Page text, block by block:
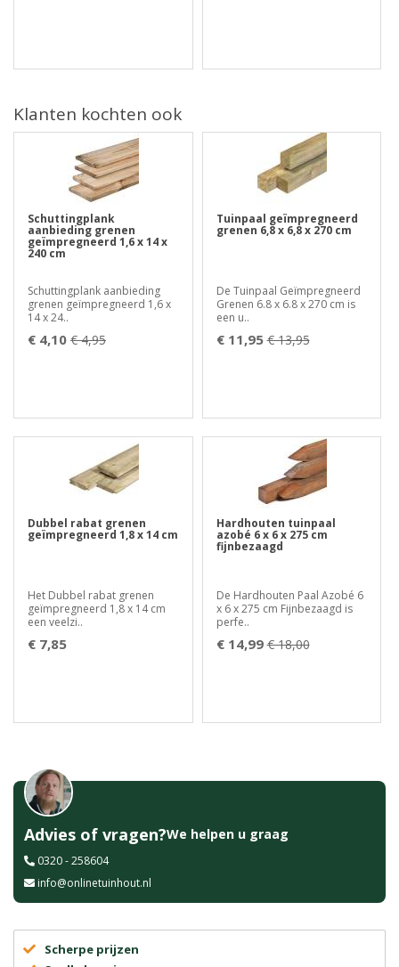
Klanten kochten ook
Schuttingplank
aanbieding grenen
geïmpregneerd 1,6 x 14 x
240 cm
Schuttingplank aanbieding
grenen geïmpregneerd 1,6 x
14 x 24..
€ 4,10 € 4,95
Tuinpaal geïmpregneerd
grenen 6,8 x 6,8 x 270 cm
De Tuinpaal Geïmpregneerd
Grenen 6.8 x 6.8 x 270 cm is
een u..
€ 11,95 € 13,95
Dubbel rabat grenen
geïmpregneerd 1,8 x 14 cm
Het Dubbel rabat grenen
geïmpregneerd 1,8 x 14 cm
een veelzi..
€ 7,85
Hardhouten tuinpaal
azobé 6 x 6 x 275 cm
fijnbezaagd
De Hardhouten Paal Azobé 6
x 6 x 275 cm Fijnbezaagd is
perfe..
€ 14,99 € 18,00
Advies of vragen?We helpen u graag
0320 - 258604
info@onlinetuinhout.nl
Scherpe prijzen